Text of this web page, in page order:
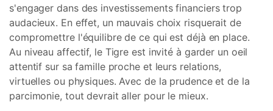
s'engager dans des investissements financiers trop
audacieux. En effet, un mauvais choix risquerait de
compromettre l'équilibre de ce qui est déjà en place.
Au niveau affectif, le Tigre est invité à garder un oeil
attentif sur sa famille proche et leurs relations,
virtuelles ou physiques. Avec de la prudence et de la
parcimonie, tout devrait aller pour le mieux.